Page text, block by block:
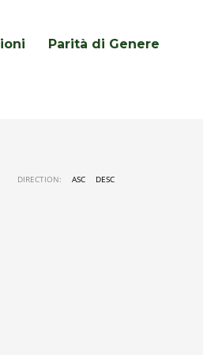
Parità di Genere
DIRECTION: ASC DESC